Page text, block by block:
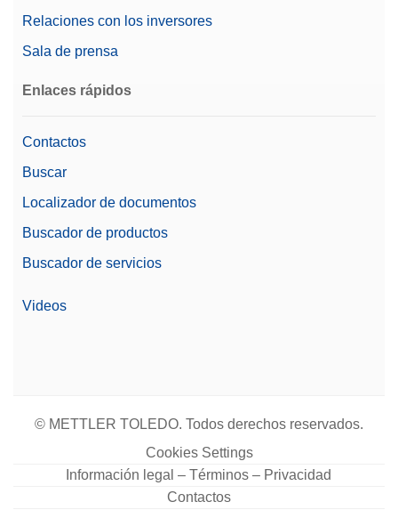
Relaciones con los inversores
Sala de prensa
Enlaces rápidos
Contactos
Buscar
Localizador de documentos
Buscador de productos
Buscador de servicios
Videos
© METTLER TOLEDO. Todos derechos reservados.
Cookies Settings
Información legal – Términos – Privacidad
Contactos